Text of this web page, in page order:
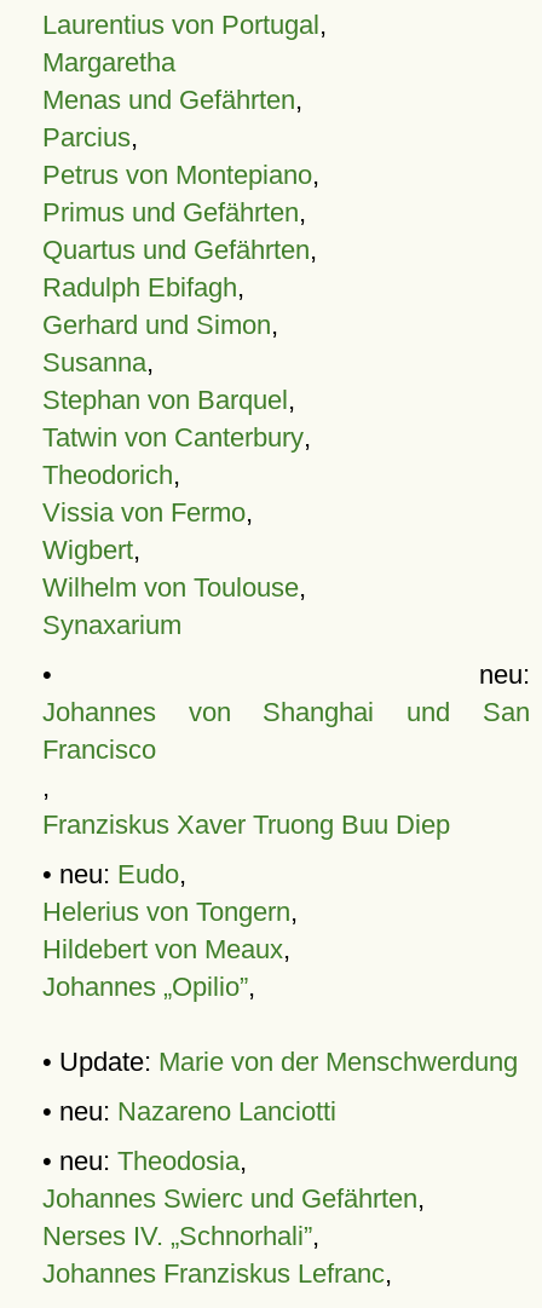
Laurentius von Portugal,
Margaretha
Menas und Gefährten,
Parcius,
Petrus von Montepiano,
Primus und Gefährten,
Quartus und Gefährten,
Radulph Ebifagh,
Gerhard und Simon,
Susanna,
Stephan von Barquel,
Tatwin von Canterbury,
Theodorich,
Vissia von Fermo,
Wigbert,
Wilhelm von Toulouse,
Synaxarium
• neu:
Johannes von Shanghai und San
Francisco
,
Franziskus Xaver Truong Buu Diep
• neu: Eudo,
Helerius von Tongern,
Hildebert von Meaux,
Johannes „Opilio”,
• Update: Marie von der Menschwerdung
• neu: Nazareno Lanciotti
• neu: Theodosia,
Johannes Swierc und Gefährten,
Nerses IV. „Schnorhali”,
Johannes Franziskus Lefranc,